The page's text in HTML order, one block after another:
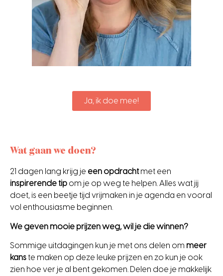
Ja, ik doe mee!
Wat gaan we doen?
21 dagen lang krijg je een opdrachtmet een
inspirerende tip om je op weg te helpen. Alles wat jij
doet, is een beetje tijd vrijmaken in je agenda en vooral
vol enthousiasme beginnen.
We geven mooie prijzen weg, wil je die winnen?
Sommige uitdagingen kun je met ons delen om meer
kans te maken op deze leuke prijzen en zo kun je ook
zien hoe ver je al bent gekomen. Delen doe je makkelijk